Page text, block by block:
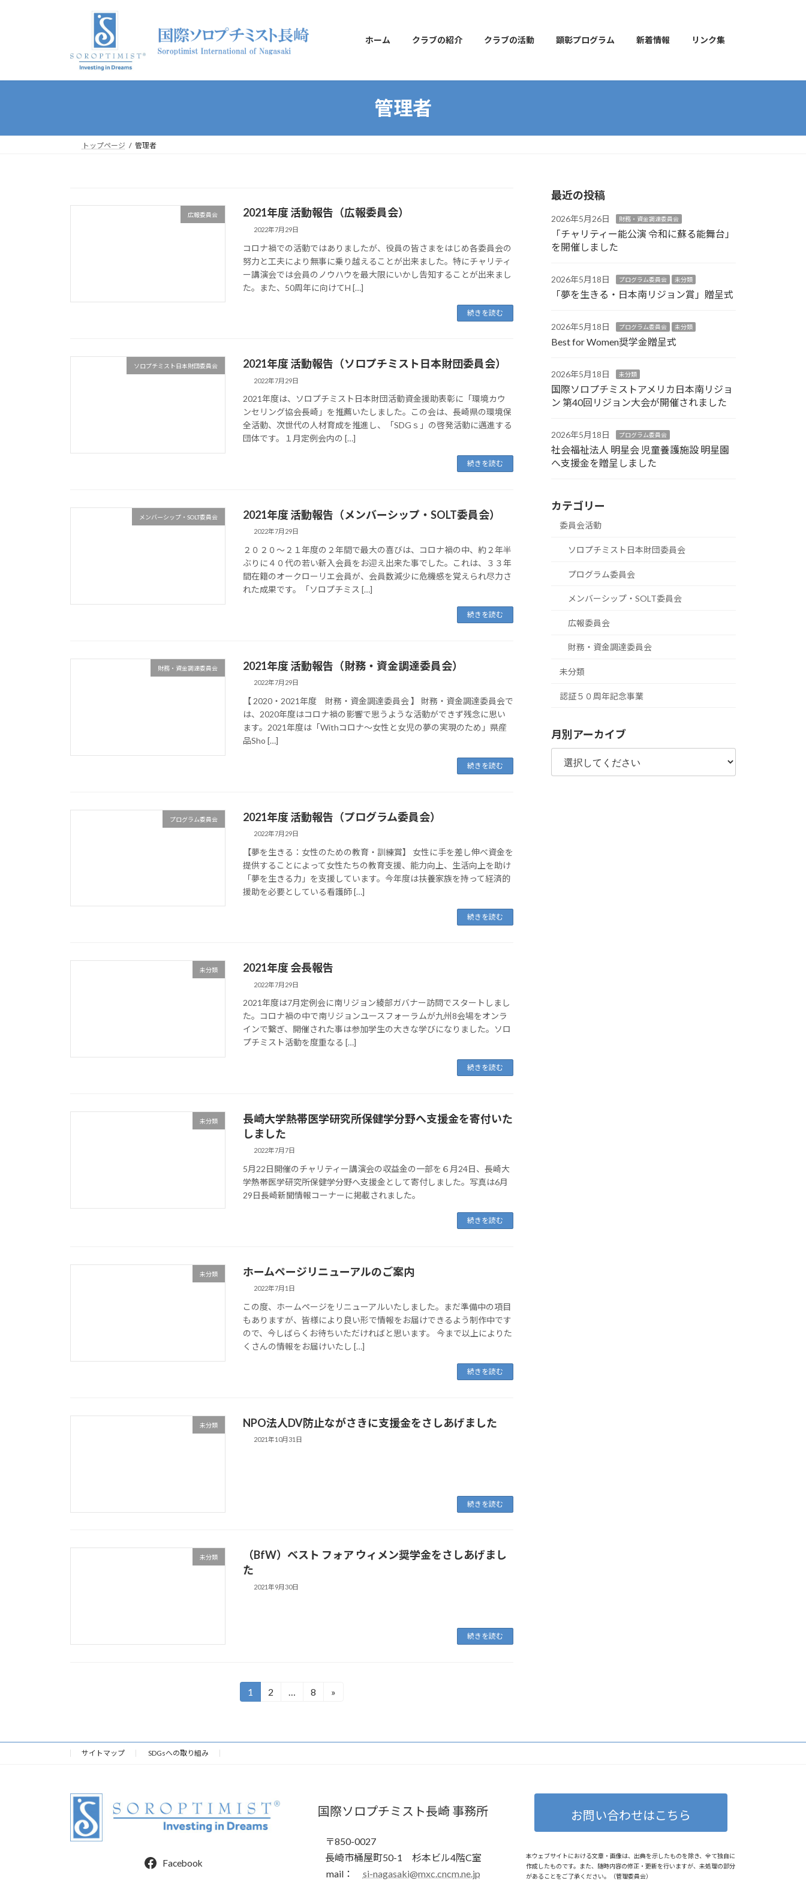
へ
プ
ョ
動
ホーム クラブの紹介 クラブの活動 顕彰プログラム 新着情報 リンク集
管理者
トップページ 管理者
広報委員会 2021年度 活動報告（広報委員会）
2022年7月29日
コロナ禍での活動ではありましたが、役員の皆さまをはじめ各委員会の
努力と工夫により無事に乗り越えることが出来ました。特にチャリティ
ー講演会では会員のノウハウを最大限にいかし告知することが出来まし
た。また、50周年に向けてH […]
続きを読む
ソロプチミスト日本財団委員会 2021年度 活動報告（ソロプチミスト日本財団委員会）
2022年7月29日
2021年度は、ソロプチミスト日本財団活動資金援助表彰に「環境カウ
ンセリング協会長崎」を推薦いたしました。この会は、長崎県の環境保
全活動、次世代の人材育成を推進し、「SDGｓ」の啓発活動に邁進する
団体です。１月定例会内の […]
続きを読む
メンバーシップ・SOLT委員会 2021年度 活動報告（メンバーシップ・SOLT委員会）
2022年7月29日
２０２０～２１年度の２年間で最大の喜びは、コロナ禍の中、約２年半
ぶりに４０代の若い新入会員をお迎え出来た事でした。これは、３３年
間在籍のオークローリエ会員が、会員数減少に危機感を覚えられ尽力さ
れた成果です。「ソロプチミス […]
続きを読む
財務・資金調達委員会 2021年度 活動報告（財務・資金調達委員会）
2022年7月29日
【 2020・2021年度 財務・資金調達委員会 】 財務・資金調達委員会で
は、2020年度はコロナ禍の影響で思うような活動ができず残念に思い
ます。2021年度は「Withコロナ～女性と女児の夢の実現のため」県産
品Sho […]
続きを読む
プログラム委員会 2021年度 活動報告（プログラム委員会）
2022年7月29日
【夢を生きる：女性のための教育・訓練賞】 女性に手を差し伸べ資金を
提供することによって女性たちの教育支援、能力向上、生活向上を助け
「夢を生きる力」を支援しています。今年度は扶養家族を持って経済的
援助を必要としている看護師 […]
続きを読む
未分類 2021年度 会長報告
2022年7月29日
2021年度は7月定例会に南リジョン綾部ガバナー訪問でスタートしまし
た。コロナ禍の中で南リジョンユースフォーラムが九州8会場をオンラ
インで繋ぎ、開催された事は参加学生の大きな学びになりました。ソロ
プチミスト活動を度重なる […]
続きを読む
未分類
長崎大学熱帯医学研究所保健学分野へ支援金を寄付いた
しました
2022年7月7日
5月22日開催のチャリティー講演会の収益金の一部を６月24日、長崎大
学熱帯医学研究所保健学分野へ支援金として寄付しました。写真は6月
29日長崎新聞情報コーナーに掲載されました。
続きを読む
未分類 ホームページリニューアルのご案内
2022年7月1日
この度、ホームページをリニューアルいたしました。まだ準備中の項目
もありますが、皆様により良い形で情報をお届けできるよう制作中です
ので、今しばらくお待ちいただければと思います。 今まで以上によりた
くさんの情報をお届けいたし […]
続きを読む
未分類 NPO法人DV防止ながさきに支援金をさしあげました
2021年10月31日
続きを読む
未分類
（BfW）ベスト フォア ウィメン奨学金をさしあげまし
た
2021年9月30日
続きを読む
の
ペ
ジ
送
固
1
固
2 …
固
8 »
最近の投稿
2026年5月26日 財務・資金調達委員会
「チャリティー能公演 令和に蘇る能舞台」
を開催しました
2026年5月18日 プログラム委員会 未分類
「夢を生きる・日本南リジョン賞」贈呈式
2026年5月18日 プログラム委員会 未分類
Best for Women奨学金贈呈式
2026年5月18日 未分類
国際ソロプチミストアメリカ日本南リジョ
ン 第40回リジョン大会が開催されました
2026年5月18日 プログラム委員会
社会福祉法人 明星会 児童養護施設 明星園
へ支援金を贈呈しました
カテゴリー
委員会活動
ソロプチミスト日本財団委員会
プログラム委員会
メンバーシップ・SOLT委員会
広報委員会
財務・資金調達委員会
未分類
認証５０周年記念事業
月別アーカイブ
サイトマップ SDGsへの取り組み
Facebook
国際ソロプチミスト長崎 事務所
〒850-0027
長崎市桶屋町50-1 杉本ビル4階C室
mail： si-nagasaki@mxc.cncm.ne.jp
お問い合わせはこちら
本ウェブサイトにおける文章・画像は、出典を示したものを除き、全て独自に
作成したものです。また、随時内容の修正・更新を行いますが、未処理の部分
があることをご了承ください。（管理委員会）